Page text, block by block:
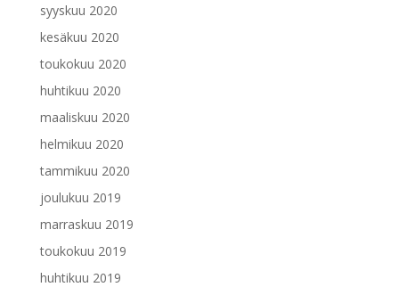
syyskuu 2020
kesäkuu 2020
toukokuu 2020
huhtikuu 2020
maaliskuu 2020
helmikuu 2020
tammikuu 2020
joulukuu 2019
marraskuu 2019
toukokuu 2019
huhtikuu 2019